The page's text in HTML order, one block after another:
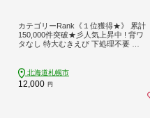
カテゴリーRank《１位獲得★》 累計
150,000件突破★彡人気上昇中 ! 背ワ
タなし 特大むきえび 下処理不要 高
弁当 おかず 使いやすい お取り寄せ
バナメイエビ 魚介類 海老 冷凍えび
北海道 札幌市
北海道札幌市
12,000 円